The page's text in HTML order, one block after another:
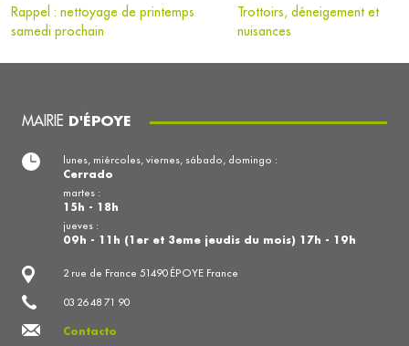
Rappel : nettoyage de printemps
samedi prochain
Trottoirs, déneigement et
nuisances
MAIRIE D'ÉPOYE
2 rue de France 51490 ÉPOYE France
03 26 48 71 90
Contacto
lunes, miércoles, viernes, sábado, domingo :
Cerrado
martes :
15h - 18h
jueves :
09h - 11h (1er et 3eme jeudis du mois) 17h - 19h